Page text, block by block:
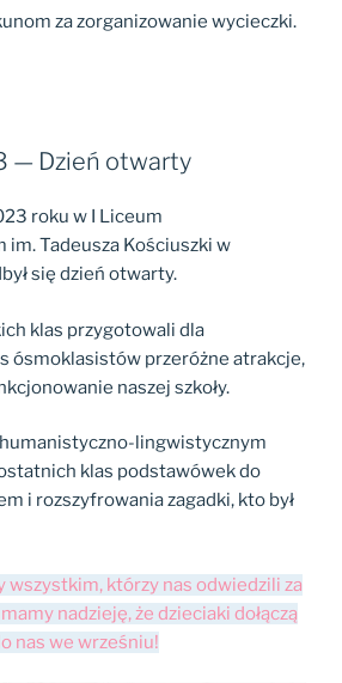
za zorganizowanie wycieczki.
— Dzień otwarty
roku w I Liceum
im. Tadeusza Kościuszki w
się dzień otwarty.
klas przygotowali dla
ósmoklasistów przeróżne atrakcje,
naszej szkoły.
lingwistycznym
klas podstawówek do
i rozszyfrowania zagadki, kto był
wszystkim, którzy nas odwiedzili za
nadzieję, że dzieciaki dołączą
nas we wrześniu!